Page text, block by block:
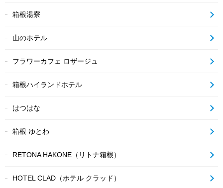
箱根湯寮
山のホテル
フラワーカフェ ロザージュ
箱根ハイランドホテル
はつはな
箱根 ゆとわ
RETONA HAKONE（リトナ箱根）
HOTEL CLAD（ホテル クラッド）